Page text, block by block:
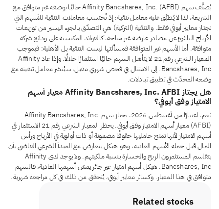
يُصنَّف سهم Affinity Bancshares, Inc. (AFBI) حاليًا بوصفه غير متوافق مع
الشريعة، لذا لا يُطبَّق عليه معامل تنقية؛ إذ تُحتسب معاملات التنقية للأسهم التي
تجتاز معايير أيوفي فقط. والتنقية (التزكية) هي التصدّق بالجزء اليسير من توزيعات
الأرباح الناشئ عن مصادر عارضة غير مباحة، كالفوائد المكتسبة على ودائع شركة
متوافقة. أما الأسهم غير المتوافقة فمسألتها ليست التنقية بل الأهلية: فبموجب
المعيار الشرعي رقم 21 لا يتأهل السهم حاليًا استثمارًا حلالًا. وإذا عاد Affinity
Bancshares, Inc. إلى الامتثال في فحص شهري مقبل، سيُنشر معامل تنقيته مع
وضعه المحدّث في تطبيق تبادلات.
هل يجتاز Affinity Bancshares, Inc. AFBI معيار أسهم
الامتياز وفق أيوفي؟
نعم، اعتبارًا من أغسطس 2026، يجتاز سهم Affinity Bancshares, Inc.
(AFBI) معيار أسهم الامتياز وفق أيوفي. يحظر المعيار الشرعي رقم 21 الاستثمار في
أسهم الامتياز لأنها تمنح حامليها حقوقًا مضمونة أو ذات أولوية في الأرباح ورأس
المال قبل حملة الأسهم العادية، وهو هيكل يتعارض مع المبدأ الشرعي القاضي بأن
يتقاسم المستثمرون الربح والخسارة بنسبة ملكيتهم. ولا يوجد لدى Affinity
Bancshares, Inc. هيكل أسهم امتياز غير جائز يمسّ أسهمها العادية، فالسهم
متوافق في هذا المعيار. وكسائر معايير أيوفي، يُتحقق من ذلك في كل مراجعة شهرية.
Related stocks